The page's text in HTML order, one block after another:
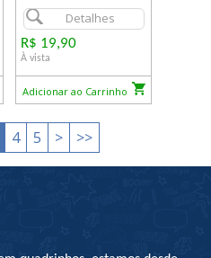
Detalhes
R$ 19,90
À vista
Adicionar ao Carrinho
4 5 > >>